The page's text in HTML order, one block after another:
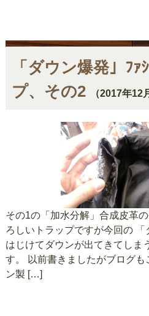
「ダウン爆発」ﾌ
プ、その2
（2017年12
その1の「加水分解」合成皮革
ろしいトラップですが今回の
はじけてダウンが出てきてしま
す。 以前書きましたがブログ
ン製 […]